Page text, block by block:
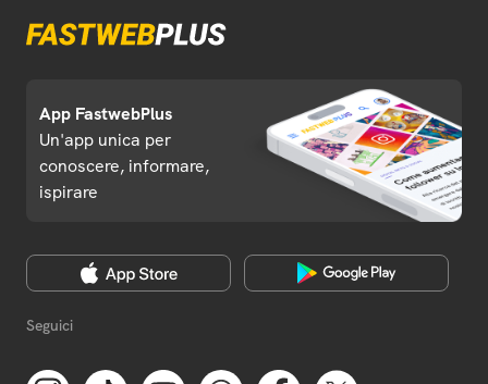
App FastwebPlus
Un'app unica per
conoscere, informare,
ispirare
Seguici